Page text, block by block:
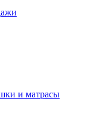
и матрасы